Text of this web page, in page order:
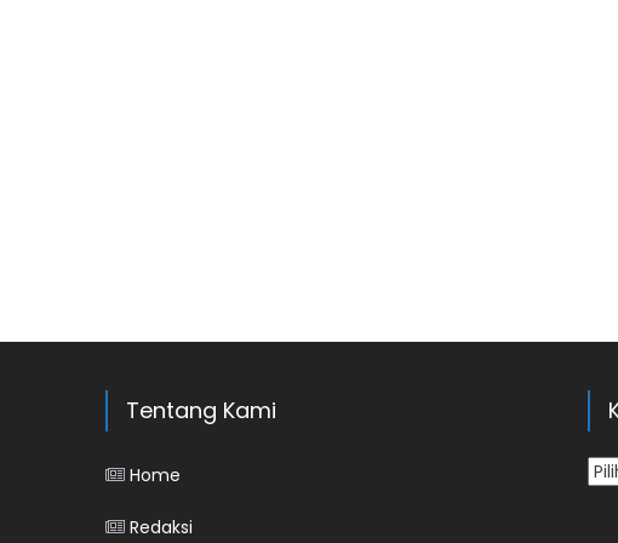
Tentang Kami
Home
Redaksi